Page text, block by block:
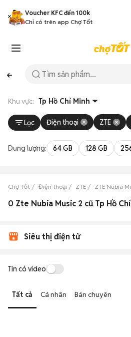
Voucher KFC đến 100k
Chỉ có trên app Chợ Tốt
Khu vực: Tp Hồ Chí Minh
Lọc Điện thoại ZTE
Dung lượng: 64 GB 128 GB
Chợ Tốt Điện thoại ZTE ZTE Nubia
0 Zte Nubia Music 2 cũ Tp Hồ
Siêu thị điện tử
Tin có video
Tất cả Cá nhân Bán chuyên